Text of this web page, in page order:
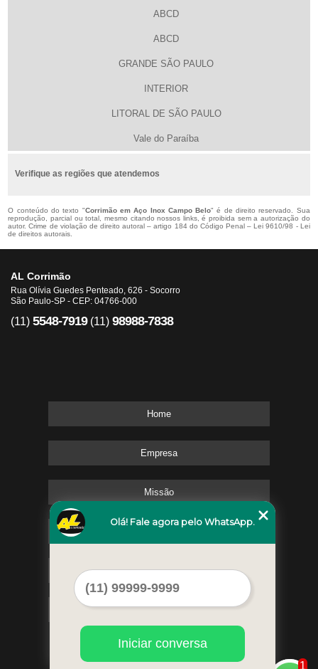
ABCD
ABCD
GRANDE SÃO PAULO
INTERIOR
LITORAL DE SÃO PAULO
Vale do Paraíba
Verifique as regiões que atendemos
O conteúdo do texto "Corrimão em Aço Inox Campo Belo" é de direito reservado. Sua
reprodução, parcial ou total, mesmo citando nossos links, é proibida sem a autorização do
autor. Crime de violação de direito autoral – artigo 184 do Código Penal –Lei 9610/98 - Lei
de direitos autorais
AL Corrimão
Rua Olívia Guedes Penteado, 626 - Socorro
São Paulo-SP - CEP: 04766-000
(11) 5548-7919 (11) 98988-7838
Home
Empresa
Missão
Serviços
Contato
Mapa do site
1
Olá! Fale agora pelo WhatsApp.
Iniciar conversa